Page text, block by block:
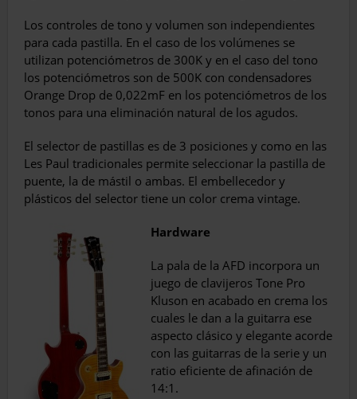
Los controles de tono y volumen son inde­pendientes
para cada pastilla. En el caso de los volúmenes se
utilizan potenciómetros de 300K y en el caso del tono
los potencióme­tros son de 500K con condensadores
Orange Drop de 0,022mF en los potenciómetros de los
tonos para una eliminación natural de los agudos.
El selector de pastillas es de 3 posiciones y como en las
Les Paul tradicionales permite seleccionar la pastilla de
puente, la de mástil o ambas. El embellecedor y
plásticos del selec­tor tiene un color crema vintage.
Hardware
La pala de la AFD incorpora un
juego de cla­vijeros Tone Pro
Kluson en acabado en cre­ma los
cuales le dan a la guitarra ese
aspecto clásico y elegante acorde
con las guitarras de la serie y un
ratio efi­ciente de afinación de
14:1.